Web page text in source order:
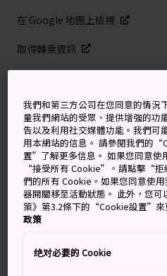
在 Google 地圖上檢視
取得轉乘資訊
關鍵字 地圖
在動物園附近的
大室山距離海濱小鎮伊東
不
這座山的坡度較為平緩，而且
上時而綠意盎然，植被繁茂，
來的飯碗一樣。除非從上頭俯
座氣勢恢宏的山竟是一座死火
我們和第三方公司在您同意的情況
量我們網站的受眾、提供增強的功
告以及利用社交媒體功能。我們可
用本網站的信息。 請參閱我們的
置”了解更多信息。 如果您同意
“接受所有 Cookie”。請點擊“
們的所有 Cookie。如果您同意使
器開關移至活動狀態。 此外，您
策》第3.2條下的“Cookie設置”來
政策
绝对必要的 Cookie